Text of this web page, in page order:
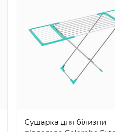
Сушарка для білизни